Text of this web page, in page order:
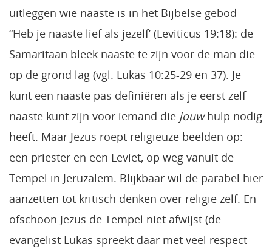
uitleggen wie naaste is in het Bijbelse gebod
“Heb je naaste lief als jezelf’ (Leviticus 19:18): de
Samaritaan bleek naaste te zijn voor de man die
op de grond lag (vgl. Lukas 10:25-29 en 37). Je
kunt een naaste pas definiëren als je eerst zelf
naaste kunt zijn voor iemand die jouwhulp nodig
heeft. Maar Jezus roept religieuze beelden op:
een priester en een Leviet, op weg vanuit de
Tempel in Jeruzalem. Blijkbaar wil de parabel hier
aanzetten tot kritisch denken over religie zelf. En
ofschoon Jezus de Tempel niet afwijst (de
evangelist Lukas spreekt daar met veel respect